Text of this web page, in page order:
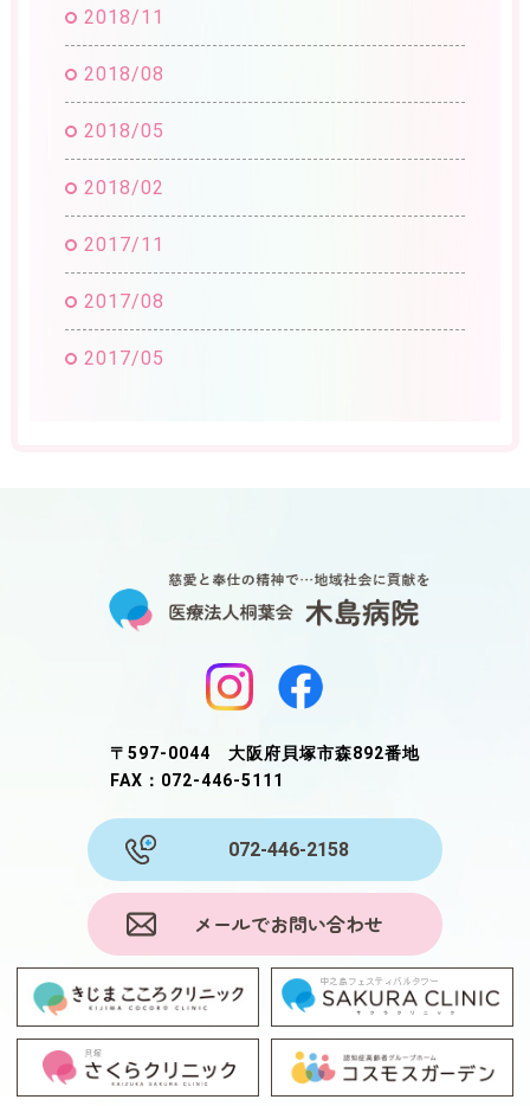
2018/11
2018/08
2018/05
2018/02
2017/11
2017/08
2017/05
〒597-0044 大阪府貝塚市森892番地
FAX：072-446-5111
072-446-2158
メールでお問い合わせ